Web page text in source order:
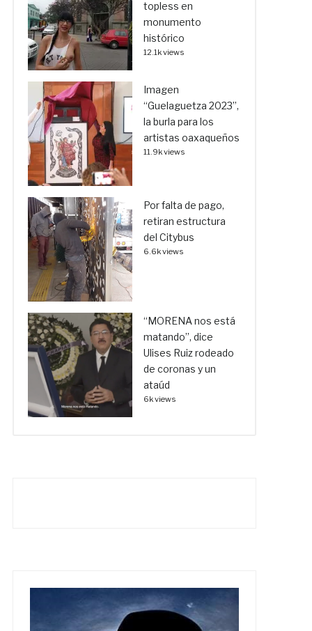
topless en
monumento
histórico
12.1k views
Imagen
“Guelaguetza 2023”,
la burla para los
artistas oaxaqueños
11.9k views
Por falta de pago,
retiran estructura
del Citybus
6.6k views
“MORENA nos está
matando”, dice
Ulises Ruiz rodeado
de coronas y un
ataúd
6k views